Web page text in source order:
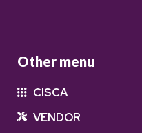
Other menu
CISCA
VENDOR